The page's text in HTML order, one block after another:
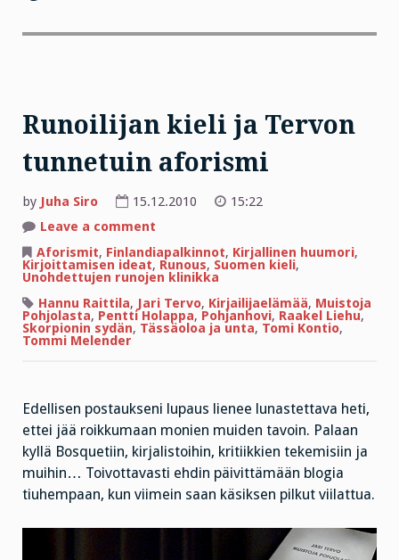
Runoilijan kieli ja Tervon
tunnetuin aforismi
by Juha Siro 15.12.2010
15:22
Leave a comment
kieli
ja
Tervon
aforismi
Aforismit, Finlandiapalkinnot, Kirjallinen huumori,
Kirjoittamisen ideat, Runous, Suomen kieli,
Unohdettujen runojen klinikka
Hannu Raittila, Jari Tervo, Kirjailijaelämää, Muistoja
Pohjolasta, Pentti Holappa, Pohjanhovi, Raakel Liehu,
Skorpionin sydän, Tässäoloa ja unta, Tomi Kontio,
Tommi Melender
Edellisen postaukseni lupaus lienee lunastettava heti,
ettei jää roikkumaan monien muiden tavoin. Palaan
kyllä Bosquetiin, kirjalistoihin, kritiikkien tekemisiin ja
muihin… Toivottavasti ehdin päivittämään blogia
tiuhempaan, kun viimein saan käsiksen pilkut viilattua.